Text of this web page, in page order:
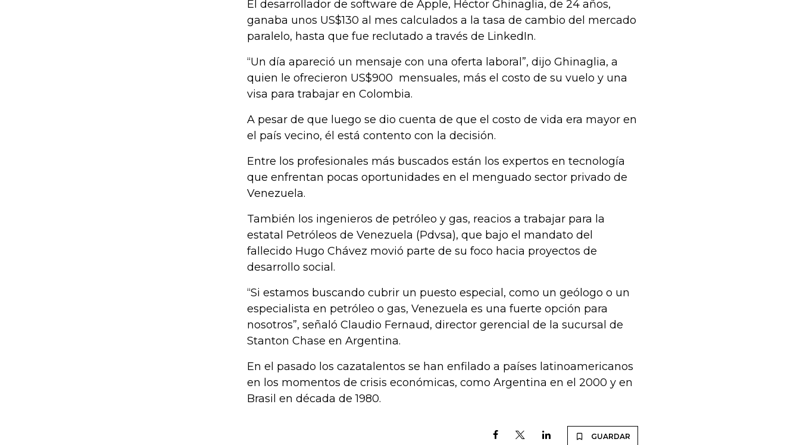
El desarrollador de software de Apple, Héctor Ghinaglia, de 24 años,
ganaba unos US$130 al mes calculados a la tasa de cambio del mercado
paralelo, hasta que fue reclutado a través de LinkedIn.
“Un día apareció un mensaje con una oferta laboral”, dijo Ghinaglia, a
quien le ofrecieron US$900 mensuales, más el costo de su vuelo y una
visa para trabajar en Colombia.
A pesar de que luego se dio cuenta de que el costo de vida era mayor en
el país vecino, él está contento con la decisión.
Entre los profesionales más buscados están los expertos en tecnología
que enfrentan pocas oportunidades en el menguado sector privado de
Venezuela.
También los ingenieros de petróleo y gas, reacios a trabajar para la
estatal Petróleos de Venezuela (Pdvsa), que bajo el mandato del
fallecido Hugo Chávez movió parte de su foco hacia proyectos de
desarrollo social.
“Si estamos buscando cubrir un puesto especial, como un geólogo o un
especialista en petróleo o gas, Venezuela es una fuerte opción para
nosotros”, señaló Claudio Fernaud, director gerencial de la sucursal de
Stanton Chase en Argentina.
En el pasado los cazatalentos se han enfilado a países latinoamericanos
en los momentos de crisis económicas, como Argentina en el 2000 y en
Brasil en década de 1980.
GUARDAR